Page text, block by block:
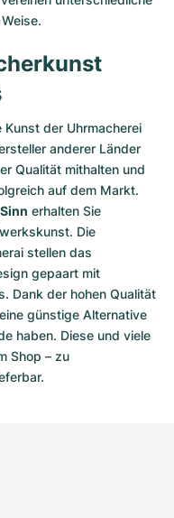
der Uhrmacherei
anderer Länder
Qualität mithalten und
auf dem Markt.
erhalten Sie
Die
stellen das
gepaart mit
Dank der hohen Qualität
eine günstige Alternative
haben. Diese und viele
Shop – zu